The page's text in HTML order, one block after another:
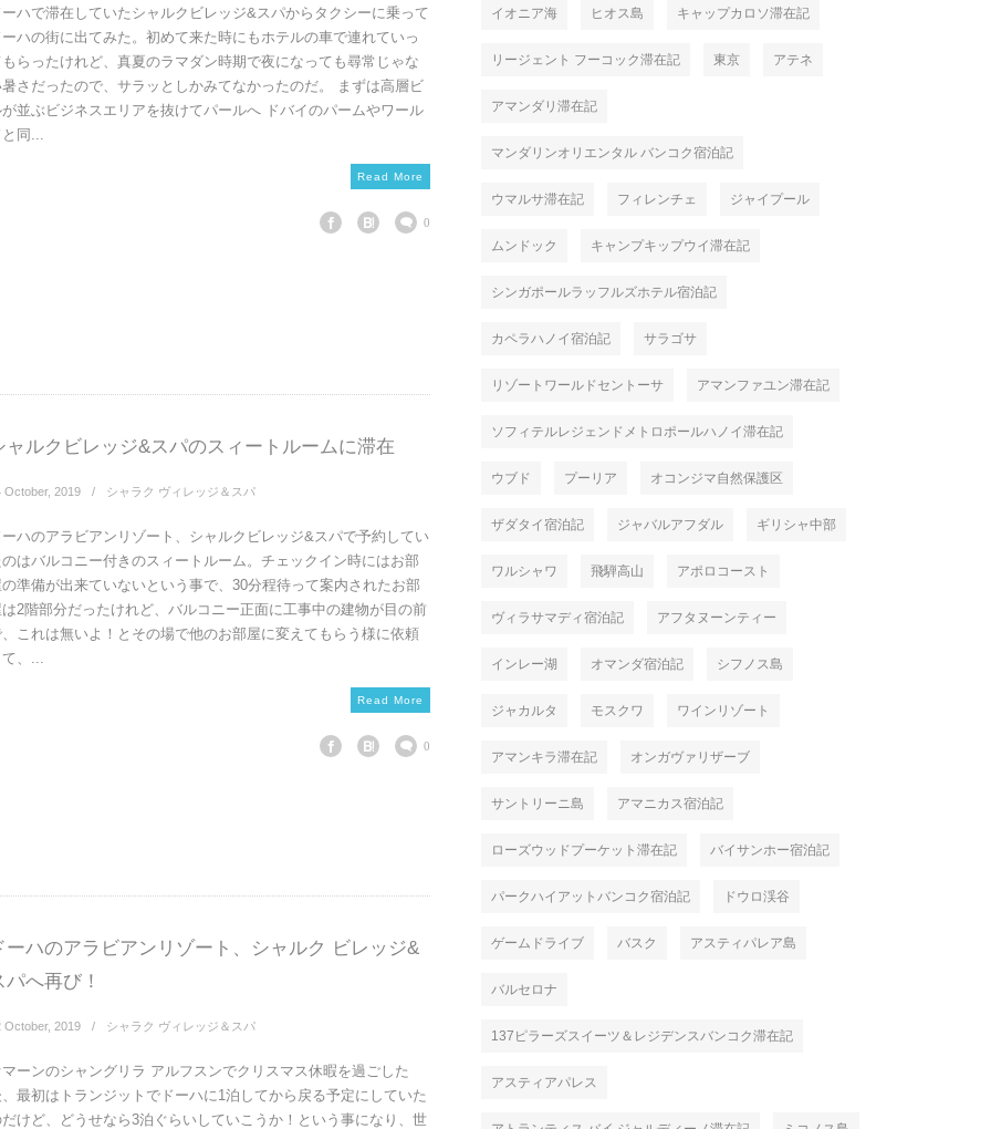
ハで滞在していたシャルクビレッジ&スパからタクシーに乗って
ハの街に出てみた。初めて来た時にもホテルの車で連れていっ
らったけれど、真夏のラマダン時期で夜になっても尋常じゃな
さだったので、サラッとしかみてなかったのだ。 まずは高層ビ
並ぶビジネスエリアを抜けてパールへ ドバイのパームやワール
同...
Read More
0
ャルクビレッジ&スパのスィートルームに滞在
October, 2019 シャラク ヴィレッジ＆スパ
ハのアラビアンリゾート、シャルクビレッジ&スパで予約してい
はバルコニー付きのスィートルーム。チェックイン時にはお部
準備が出来ていないという事で、30分程待って案内されたお部
2階部分だったけれど、バルコニー正面に工事中の建物が目の前
これは無いよ！とその場で他のお部屋に変えてもらう様に依頼
、...
Read More
0
ーハのアラビアンリゾート、シャルク ビレッジ&
パへ再び！
October, 2019 シャラク ヴィレッジ＆スパ
ーンのシャングリラ アルフスンでクリスマス休暇を過ごした
最初はトランジットでドーハに1泊してから戻る予定にしていた
けど、どうせなら3泊ぐらいしていこうか！という事になり、世
イオニア海 ヒオス島 キャップカロソ滞在記
リージェント フーコック滞在記 東京 アテネ
アマンダリ滞在記
マンダリンオリエンタル バンコク宿泊記
ウマルサ滞在記 フィレンチェ ジャイプール
ムンドック キャンプキップウイ滞在記
シンガポールラッフルズホテル宿泊記
カペラハノイ宿泊記 サラゴサ
リゾートワールドセントーサ アマンファユン滞在記
ソフィテルレジェンドメトロポールハノイ滞在記
ウブド プーリア オコンジマ自然保護区
ザダタイ宿泊記 ジャバルアフダル ギリシャ中部
ワルシャワ 飛騨高山 アポロコースト
ヴィラサマディ宿泊記 アフタヌーンティー
インレー湖 オマンダ宿泊記 シフノス島
ジャカルタ モスクワ ワインリゾート
アマンキラ滞在記 オンガヴァリザーブ
サントリーニ島 アマニカス宿泊記
ローズウッドプーケット滞在記 バイサンホー宿泊記
パークハイアットバンコク宿泊記 ドウロ渓谷
ゲームドライブ バスク アスティパレア島
バルセロナ
137ピラーズスイーツ＆レジデンスバンコク滞在記
アスティアパレス